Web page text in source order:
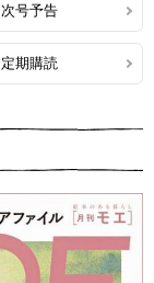
次号予告
定期購読